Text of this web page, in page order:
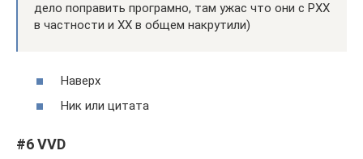
дело поправить програмно, там ужас что они с РХХ
в частности и ХХ в общем накрутили)
Наверх
Ник или цитата
#6 VVD